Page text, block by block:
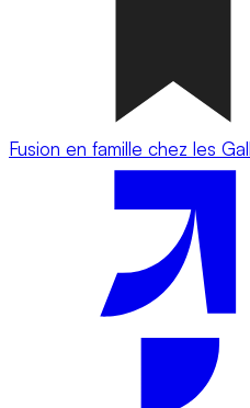
Fusion en famille chez les